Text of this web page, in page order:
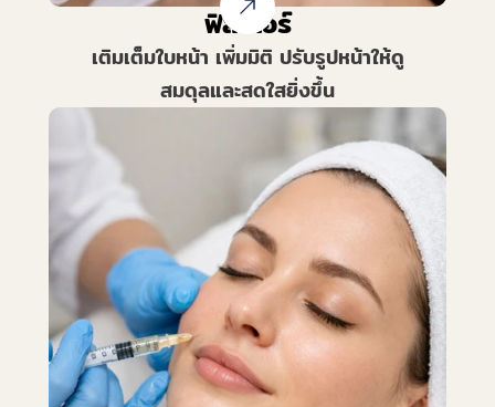
ฟิลเลอร์
เติมเต็มใบหน้า เพิ่มมิติ ปรับรูปหน้าให้ดู
สมดุลและสดใสยิ่งขึ้น